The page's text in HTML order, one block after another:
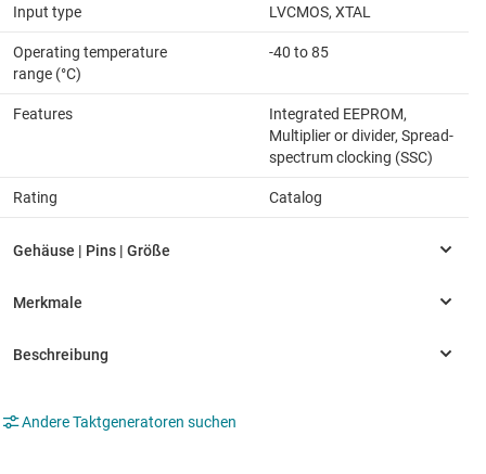
Input type LVCMOS, XTAL
Operating temperature
range (°C)
-40 to 85
Features
Integrated EEPROM,
Multiplier or divider, Spread-
spectrum clocking (SSC)
Rating Catalog
Andere Taktgeneratoren suchen